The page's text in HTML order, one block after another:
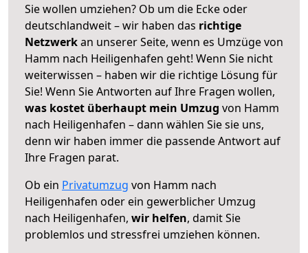
Sie wollen umziehen? Ob um die Ecke oder
deutschlandweit – wir haben das richtige
Netzwerkan unserer Seite, wenn es Umzüge von
Hamm nach Heiligenhafen geht! Wenn Sie nicht
weiterwissen – haben wir die richtige Lösung für
Sie! Wenn Sie Antworten auf Ihre Fragen wollen,
was kostet überhaupt mein Umzug von Hamm
nach Heiligenhafen – dann wählen Sie sie uns,
denn wir haben immer die passende Antwort auf
Ihre Fragen parat.
Ob ein Privatumzug von Hamm nach
Heiligenhafen oder ein gewerblicher Umzug
nach Heiligenhafen, wir helfen, damit Sie
problemlos und stressfrei umziehen können.